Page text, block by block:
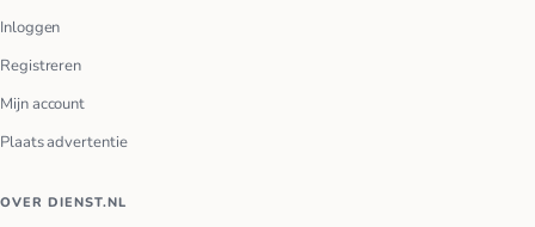
Inloggen
Registreren
Mijn account
Plaats advertentie
OVER DIENST.NL